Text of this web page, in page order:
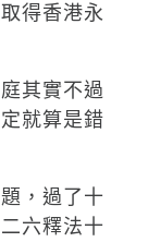
得香港永
其實不過
就算是錯
，過了十
六釋法十